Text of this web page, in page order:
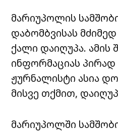
მარიუპოლის
დაბომბვისას
ქალი დაიღუპა. ამის
ინფორმაციას
ჟურნალისტი ასია
მისვე თქმით,
მარიუპოლში